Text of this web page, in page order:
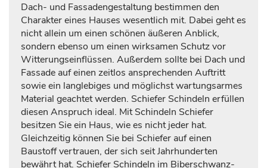
Dach- und Fassadengestaltung bestimmen den
Charakter eines Hauses wesentlich mit. Dabei geht es
nicht allein um einen schönen äußeren Anblick,
sondern ebenso um einen wirksamen Schutz vor
Witterungseinflüssen. Außerdem sollte bei Dach und
Fassade auf einen zeitlos ansprechenden Auftritt
sowie ein langlebiges und möglichst wartungsarmes
Material geachtet werden. Schiefer Schindeln erfüllen
diesen Anspruch ideal. Mit Schindeln Schiefer
besitzen Sie ein Haus, wie es nicht jeder hat.
Gleichzeitig können Sie bei Schiefer auf einen
Baustoff vertrauen, der sich seit Jahrhunderten
bewährt hat. Schiefer Schindeln im Biberschwanz-